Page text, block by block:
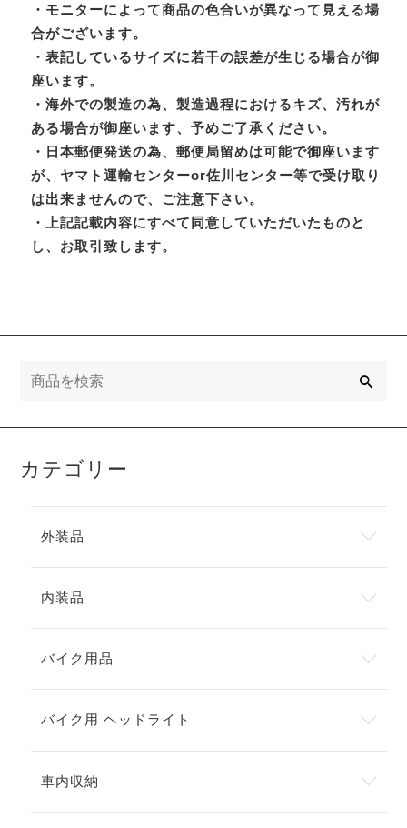
・モニターによって商品の色合いが異なって見える場
合がございます。
・表記しているサイズに若干の誤差が生じる場合が御
座います。
・海外での製造の為、製造過程におけるキズ、汚れが
ある場合が御座います、予めご了承ください。
・日本郵便発送の為、郵便局留めは可能で御座います
が、ヤマト運輸センターor佐川センター等で受け取り
は出来ませんので、ご注意下さい。
・上記記載内容にすべて同意していただいたものと
し、お取引致します。
カテゴリー
外装品
内装品
バイク用品
バイク用 ヘッドライト
車内収納